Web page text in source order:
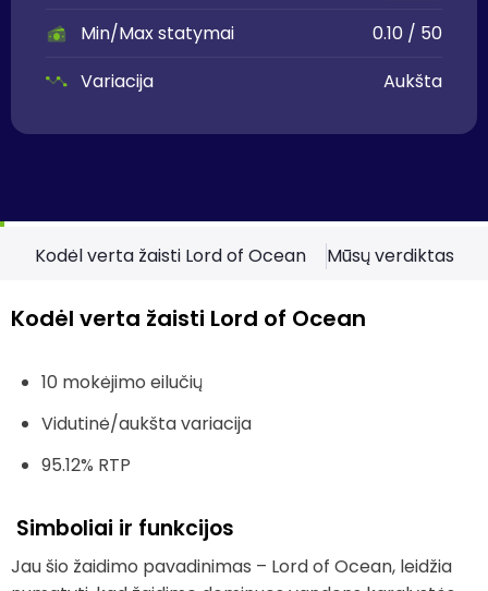
Min/Max statymai
0.10 / 50
Variacija
Aukšta
Kodėl verta žaisti Lord of Ocean Mūsų verdiktas
Kodėl verta žaisti Lord of Ocean
10 mokėjimo eilučių
Vidutinė/aukšta variacija
95.12% RTP
Simboliai ir funkcijos
Jau šio žaidimo pavadinimas – Lord of Ocean, leidžia